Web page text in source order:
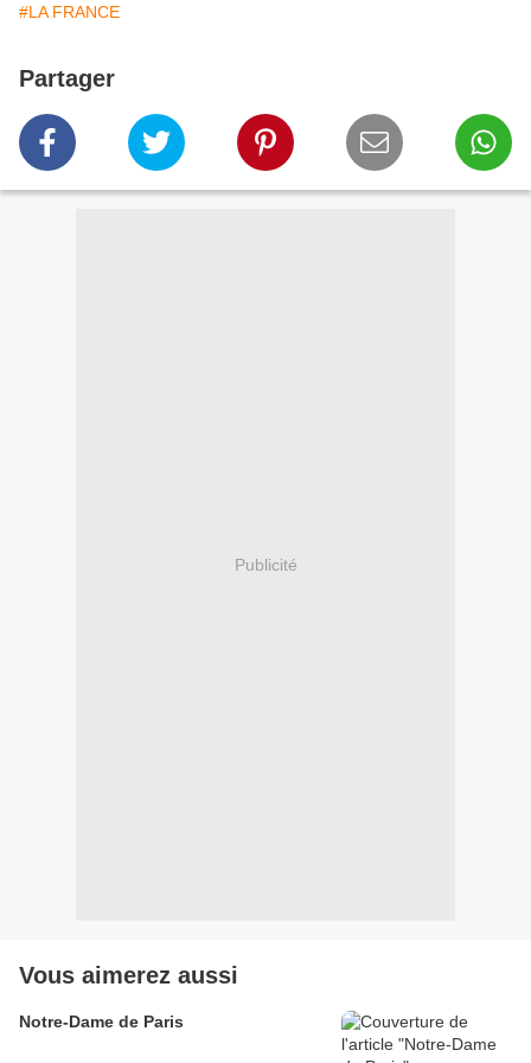
#LA FRANCE
Partager
Publicité
Vous aimerez aussi
Notre-Dame de Paris